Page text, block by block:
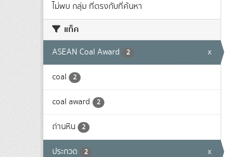
ไม่พบ กลุ่ม ที่ตรงกับที่ค้นหา
แท็ค
ASEAN Coal Award 2 x
coal 2
coal award 2
ถ่านหิน 2
ประกวด 2 x